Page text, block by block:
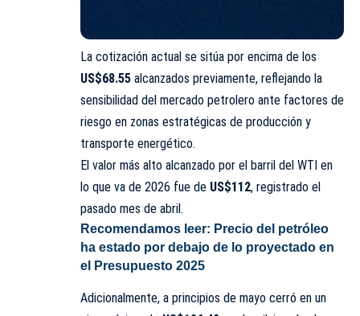
La cotización actual se sitúa por encima de los
US$68.55 alcanzados previamente, reflejando la
sensibilidad del mercado petrolero ante factores de
riesgo en zonas estratégicas de producción y
transporte energético.
El valor más alto alcanzado por el barril del WTI en
lo que va de 2026 fue de US$112, registrado el
pasado mes de abril.
Recomendamos leer: Precio del petróleo
ha estado por debajo de lo proyectado en
el Presupuesto 2025
Adicionalmente, a principios de mayo cerró en un